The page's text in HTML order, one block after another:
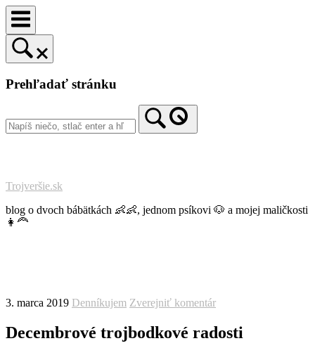
Prejsť
na
obsah
Prehľadať stránku
Trojveršie.sk
blog o dvoch bábätkách 👶👶, jednom psíkovi 🐶 a mojej maličkosti
👩‍🦰
3. marca 2019 Denníkujem Zverejniť komentár
Decembrové trojbodkové radosti